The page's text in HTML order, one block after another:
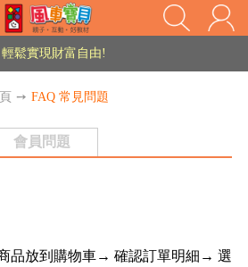
家長樂了!「風車書版集團暨FOOD超人企業總部」目前正興建中!
鬆實現財富自由!
火熱招募中~
點我查看『海外購物流程說明』
鬆實現財富自由!
➙ FAQ 常見問題
會員問題
品放到購物車→ 確認訂單明細→ 選